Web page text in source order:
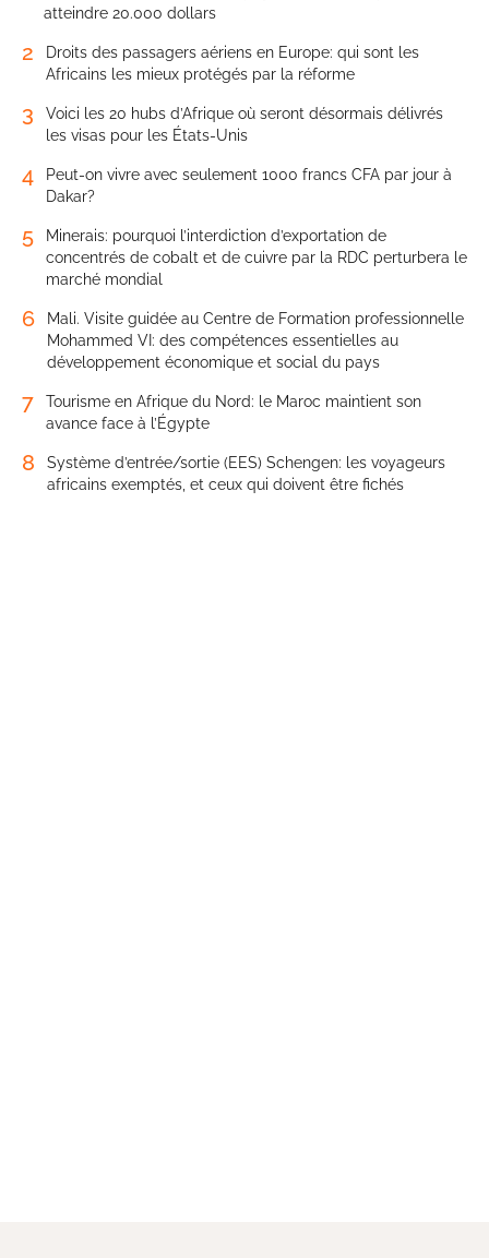
atteindre 20.000 dollars
2
Droits des passagers aériens en Europe: qui sont les
Africains les mieux protégés par la réforme
3
Voici les 20 hubs d’Afrique où seront désormais délivrés
les visas pour les États-Unis
4
Peut-on vivre avec seulement 1000 francs CFA par jour à
Dakar?
5
Minerais: pourquoi l’interdiction d’exportation de
concentrés de cobalt et de cuivre par la RDC perturbera le
marché mondial
6
Mali. Visite guidée au Centre de Formation professionnelle
Mohammed VI: des compétences essentielles au
développement économique et social du pays
7
Tourisme en Afrique du Nord: le Maroc maintient son
avance face à l’Égypte
8
Système d’entrée/sortie (EES) Schengen: les voyageurs
africains exemptés, et ceux qui doivent être fichés